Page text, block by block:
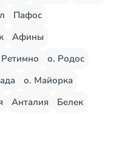
Пафос
Афины
о. Родос
о. Майорка
Анталия
Белек